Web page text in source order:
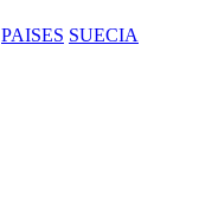
PAISES SUECIA